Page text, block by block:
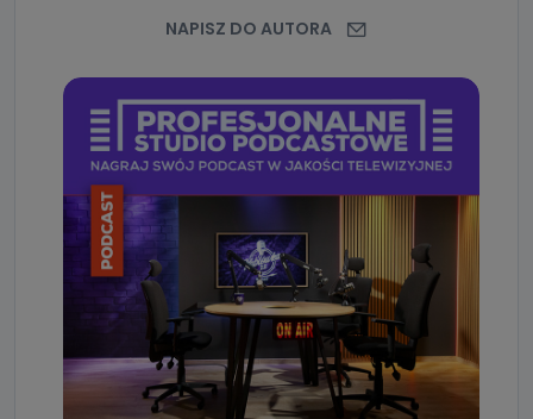
NAPISZ DO AUTORA